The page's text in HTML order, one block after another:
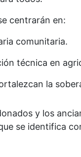
centrarán en:
comunitaria.
técnica en
la
y los
se identifica